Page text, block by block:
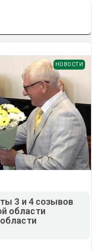
НОВОСТИ
3 и 4 созывов
области